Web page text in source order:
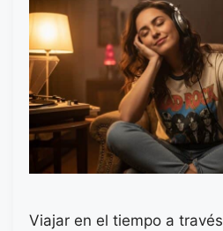
Viajar en el tiempo a